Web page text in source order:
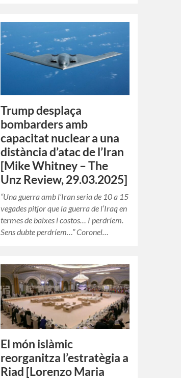
Trump desplaça
bombarders amb
capacitat nuclear a una
distància d’atac de l’Iran
[Mike Whitney – The
Unz Review, 29.03.2025]
“Una guerra amb l’Iran seria de 10 a 15
vegades pitjor que la guerra de l’Iraq en
termes de baixes i costos… I perdríem.
Sens dubte perdríem…” Coronel…
El món islàmic
reorganitza l’estratègia a
Riad [Lorenzo Maria